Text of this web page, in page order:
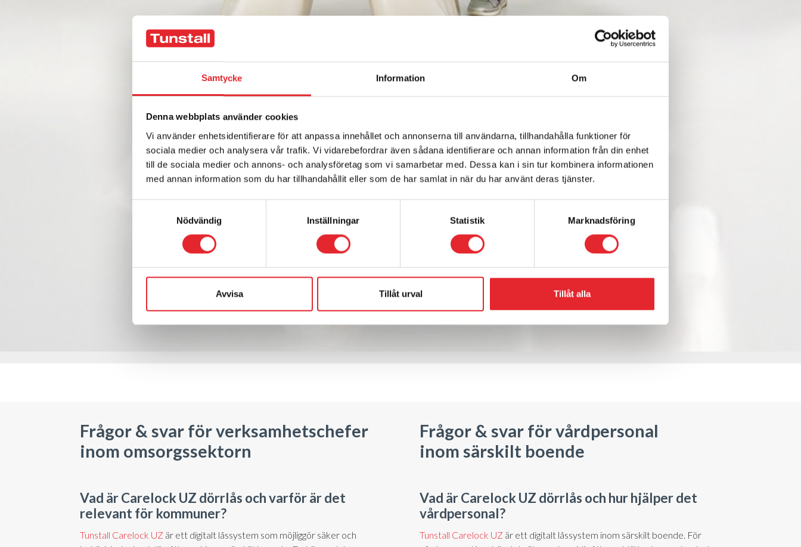
Samtycke Information Om
Denna webbplats använder cookies
Vi använder enhetsidentifierare för att anpassa innehållet och annonserna till användarna, tillhandahålla funktioner för
sociala medier och analysera vår trafik. Vi vidarebefordrar även sådana identifierare och annan information från din enhet
till de sociala medier och annons- och analysföretag som vi samarbetar med. Dessa kan i sin tur kombinera informationen
med annan information som du har tillhandahållit eller som de har samlat in när du har använt deras tjänster.
Nödvändig
Inställningar Statistik Marknadsföring
Avvisa Tillåt urval Tillåt alla
Frågor & svar för verksamhetschefer
inom omsorgssektorn
Vad är Carelock UZ dörrlås och varför är det
relevant för kommuner?
Tunstall Carelock UZ är ett digitalt låssystem som möjliggör säker och
Frågor & svar för vårdpersonal
inom särskilt boende
Vad är Carelock UZ dörrlås och hur hjälper det
vårdpersonal?
Tunstall Carelock UZ är ett digitalt låssystem inom särskilt boende. För